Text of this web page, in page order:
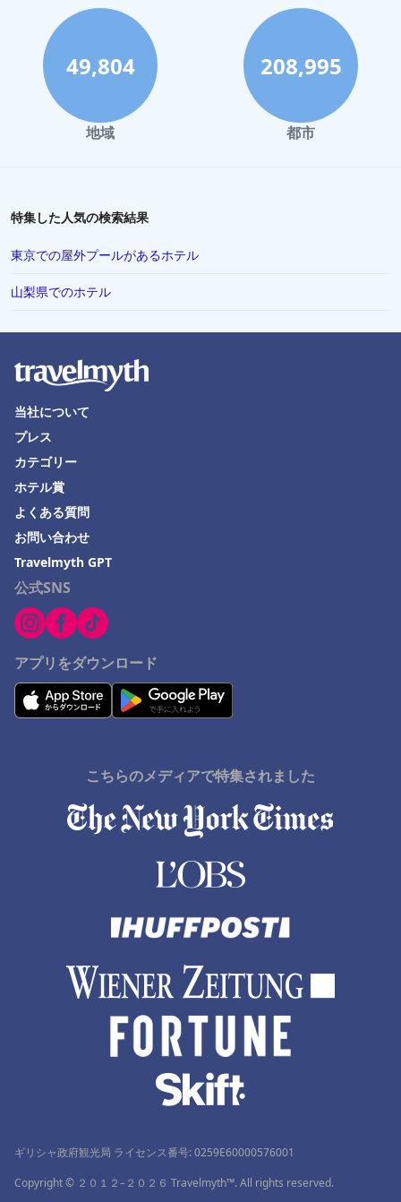
49,804
地域
208,995
都市
特集した人気の検索結果
東京での屋外プールがあるホテル
山梨県でのホテル
公式SNS
アプリをダウンロード
当社について
プレス
カテゴリー
ホテル賞
よくある質問
お問い合わせ
Travelmyth GPT
こちらのメディアで特集されました
ギリシャ政府観光局 ライセンス番号: 0259Ε60000576001
Copyright © ２０１２–２０２６ Travelmyth™. All rights reserved.